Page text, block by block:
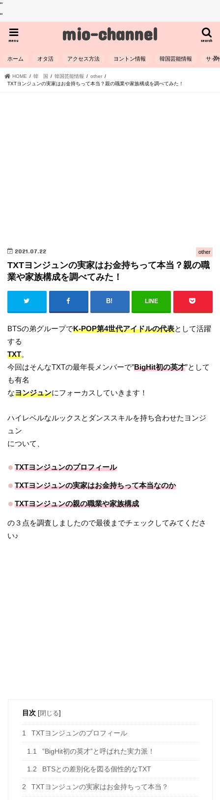
"
"
mio-channel search
menu
ホーム オタ活 アクセス方法 ヨントン情報 韓国芸能情報 サイ
HOME 韓 国 韓国芸能情報
other
TXTヨンジュンの実家はお金持ちって本当？親の職業や家族構成を調べてみた！
other
2021.07.22
TXTヨンジュンの実家はお金持ちって本当？親の職
業や家族構成を調べてみた！
LINE
BTSの弟グループでK-POP第4世代アイドルの代表として活躍
する
TXT。
今回はそんなTXTの最年長メンバーで”BigHit初の英才”として
も有名
なヨンジュンにフォーカスしていきます！
ハイレベルなルックスとダンススキルを持ち合わせたヨンジ
ュン
について、
TXTヨンジュンのプロフィール
TXTヨンジュンの実家はお金持ちって本当なのか
TXTヨンジュンの親の職業や家族構成
の３点を調査しましたので最後までチェックしてみてくださ
い♪
目次 [閉じる]
1 TXTヨンジュンのプロフィール
1.1 ”BigHit初の英才”と呼ばれた実力派！
1.2 BTSとの差別化を図る個性的なTXT
2 TXTヨンジュンの実家はお金持ちって本当？